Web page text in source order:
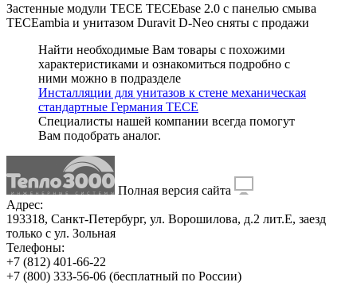
Застенные модули TECE TECEbase 2.0 с панелью смыва
TECEambia и унитазом Duravit D-Neo сняты с продажи
Найти необходимые Вам товары с похожими
характеристиками и ознакомиться подробно с
ними можно в подразделе
Инсталляции для унитазов к стене механическая
стандартные Германия TECE
Специалисты нашей компании всегда помогут
Вам подобрать аналог.
Полная версия сайта
Адрес:
193318, Санкт-Петербург, ул. Ворошилова, д.2 лит.Е, заезд
только с ул. Зольная
Телефоны:
+7 (812) 401-66-22
+7 (800) 333-56-06 (бесплатный по России)